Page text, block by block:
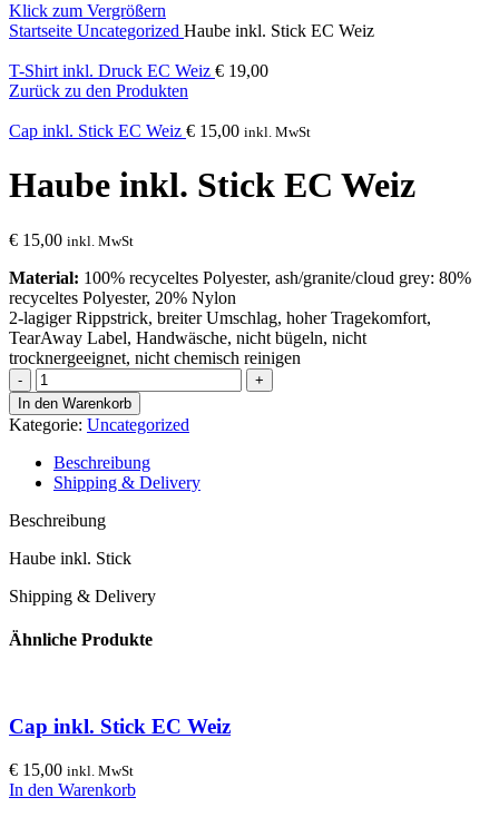
Klick zum Vergrößern
Startseite Uncategorized Haube inkl. Stick EC Weiz
T-Shirt inkl. Druck EC Weiz € 19,00
Zurück zu den Produkten
Cap inkl. Stick EC Weiz € 15,00 inkl. MwSt
Haube inkl. Stick EC Weiz
€ 15,00 inkl. MwSt
Material: 100% recyceltes Polyester, ash/granite/cloud grey: 80%
recyceltes Polyester, 20% Nylon
2-lagiger Rippstrick, breiter Umschlag, hoher Tragekomfort,
TearAway Label, Handwäsche, nicht bügeln, nicht
trocknergeeignet, nicht chemisch reinigen
Haube
inkl.
Stick
EC
Weiz
Menge
In den Warenkorb
Kategorie: Uncategorized
Beschreibung
Shipping & Delivery
Beschreibung
Haube inkl. Stick
Shipping & Delivery
Ähnliche Produkte
Cap inkl. Stick EC Weiz
€ 15,00 inkl. MwSt
In den Warenkorb